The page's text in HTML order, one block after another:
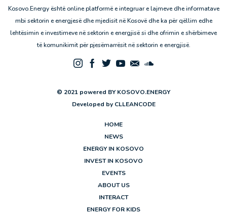
Kosovo.Energy është online platformë e integruar e lajmeve dhe informatave
mbi sektorin e energjesë dhe mjedisit në Kosovë dhe ka për qëllim edhe
lehtësimin e investimeve në sektorin e energjisë si dhe ofrimin e shërbimeve
të komunikimit për pjesëmarrësit në sektorin e energjisë.
© 2021 powered BY KOSOVO.ENERGY
Developed by CLLEANCODE
HOME
NEWS
ENERGY IN KOSOVO
INVEST IN KOSOVO
EVENTS
ABOUT US
INTERACT
ENERGY FOR KIDS